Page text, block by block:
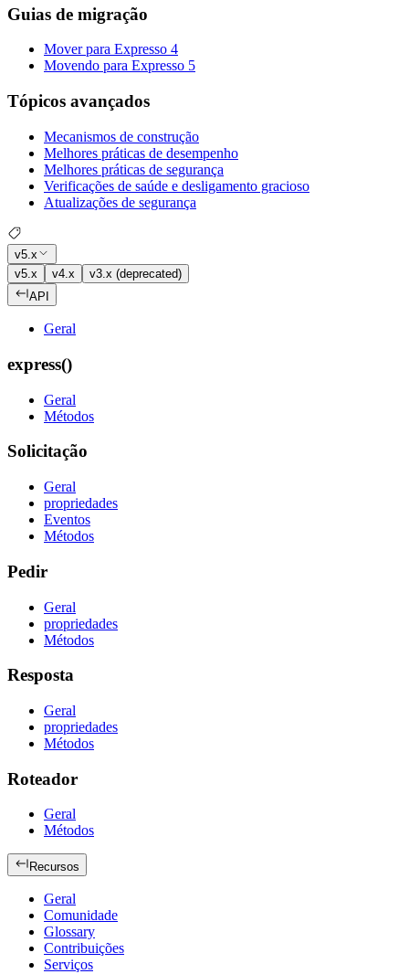
Guias de migração
Mover para Expresso 4
Movendo para Expresso 5
Tópicos avançados
Mecanismos de construção
Melhores práticas de desempenho
Melhores práticas de segurança
Verificações de saúde e desligamento gracioso
Atualizações de segurança
v5.x
v5.x
v4.x
v3.x (deprecated)
API
Geral
express()
Geral
Métodos
Solicitação
Geral
propriedades
Eventos
Métodos
Pedir
Geral
propriedades
Métodos
Resposta
Geral
propriedades
Métodos
Roteador
Geral
Métodos
Recursos
Geral
Comunidade
Glossary
Contribuições
Serviços